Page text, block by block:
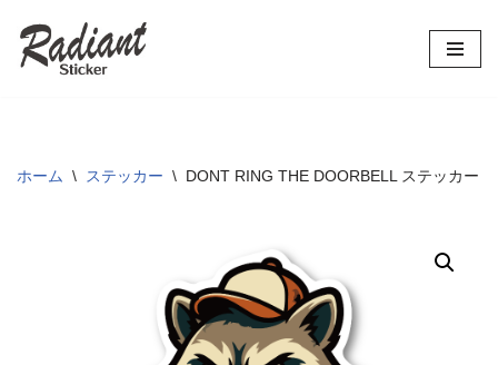
コ
ツ
ホーム \ ステッカー \ DONT RING THE DOORBELL ステッカー